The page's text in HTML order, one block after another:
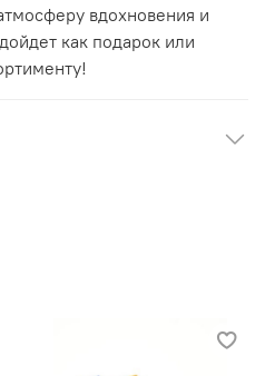
вдохновения и
как подарок или